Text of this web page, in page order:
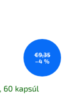
€9,35
–4 %
60 kapsúl